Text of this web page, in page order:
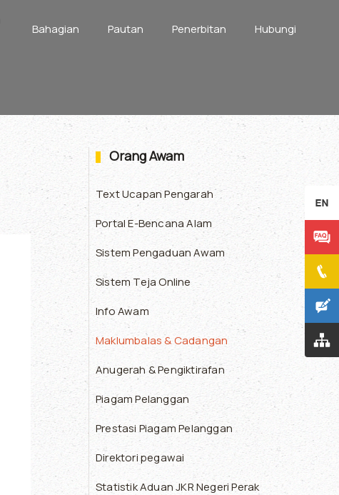
Bahagian Pautan Penerbitan Hubungi
Orang Awam
Text Ucapan Pengarah
Portal E-Bencana Alam
Sistem Pengaduan Awam
Sistem Teja Online
Info Awam
Maklumbalas & Cadangan
Anugerah & Pengiktirafan
Piagam Pelanggan
Prestasi Piagam Pelanggan
Direktori pegawai
Statistik Aduan JKR Negeri Perak